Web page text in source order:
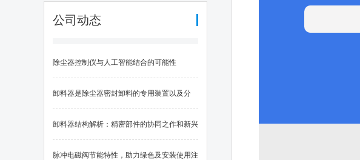
公司动态
除尘器控制仪与人工智能结合的可能性
卸料器是除尘器密封卸料的专用装置以及分
类、性能评估与行业应用案例
卸料器结构解析：精密部件的协同之作和新兴
技术在上的应用
脉冲电磁阀节能特性，助力绿色及安装使用注